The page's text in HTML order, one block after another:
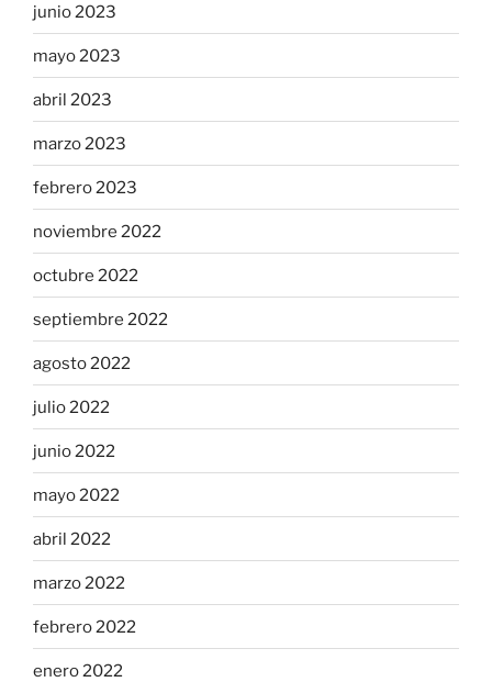
junio 2023
mayo 2023
abril 2023
marzo 2023
febrero 2023
noviembre 2022
octubre 2022
septiembre 2022
agosto 2022
julio 2022
junio 2022
mayo 2022
abril 2022
marzo 2022
febrero 2022
enero 2022